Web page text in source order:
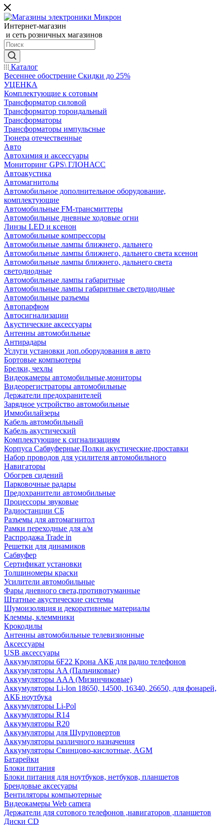
Интернет-магазин
и сеть розничных магазинов
Каталог
Весеннее обострение Скидки до 25%
УЦЕНКА
Комплектующие к сотовым
Трансформатор силовой
Трансформатор тороидальный
Трансформаторы
Трансформаторы импульсные
Тюнера отечественные
Авто
Автохимия и аксессуары
Мониторинг GPS\ ГЛОНАСС
Автоакустика
Автомагнитолы
Автомобильное дополнительное оборудование,
комплектующие
Автомобильные FM-трансмиттеры
Автомобильные дневные ходовые огни
Линзы LED и ксенон
Автомобильные компрессоры
Автомобильные лампы ближнего, дальнего
Автомобильные лампы ближнего, дальнего света ксенон
Автомобильные лампы ближнего, дальнего света
светодиодные
Автомобильные лампы габаритные
Автомобильные лампы габаритные светодиодные
Автомобильные разъемы
Автопарфюм
Автосигнализации
Акустические аксессуары
Антенны автомобильные
Антирадары
Услуги установки доп.оборудования в авто
Бортовые компьютеры
Брелки, чехлы
Видеокамеры автомобильные,мониторы
Видеорегистраторы автомобильные
Держатели предохранителей
Зарядное устройство автомобильные
Иммобилайзеры
Кабель автомобильный
Кабель акустический
Комплектующие к сигнализациям
Корпуса Сабвуферные,Полки акустические,проставки
Набор проводов для усилителя автомобильного
Навигаторы
Обогрев сидений
Парковочные радары
Предохранители автомобильные
Процессоры звуковые
Радиостанции СБ
Разъемы для автомагнитол
Рамки переходные для а/м
Распродажа Trade in
Решетки для динамиков
Сабвуфер
Сертификат установки
Толщиномеры краски
Усилители автомобильные
Фары дневного света,противотуманные
Штатные акустические системы
Шумоизоляция и декоративные материалы
Клеммы, клеммники
Крокодилы
Антенны автомобильные телевизионные
Аксессуары
USB аксессуары
Аккумуляторы 6F22 Крона АКБ для радио телефонов
Аккумуляторы AA (Пальчиковые)
Аккумуляторы AAA (Мизинчиковые)
Аккумуляторы Li-Ion 18650, 14500, 16340, 26650, для фонарей,
АКБ ноутбука
Аккумуляторы Li-Pol
Аккумуляторы R14
Аккумуляторы R20
Аккумуляторы для Шуруповертов
Аккумуляторы различного назначения
Аккумуляторы Свинцово-кислотные, AGM
Батарейки
Блоки питания
Блоки питания для ноутбуков, нетбуков, планшетов
Брендовые аксесуары
Вентиляторы компьютерные
Видеокамеры Web camera
Держатели для сотового телефонов ,навигаторов ,планшетов
Диски CD